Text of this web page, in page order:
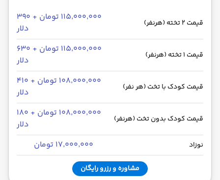
قیمت 2 تخته (هرنفر)
۱۱۵٬۰۰۰٬۰۰۰ تومان + ۳۹۰
دلار
قیمت 1 تخته (هرنفر)
۱۱۵٬۰۰۰٬۰۰۰ تومان + ۶۳۰
دلار
قیمت کودک با تخت (هر نفر)
۱۰۸٬۰۰۰٬۰۰۰ تومان + ۴۱۰
دلار
قیمت کودک بدون تخت (هرنفر)
۱۰۸٬۰۰۰٬۰۰۰ تومان + ۱۸۰
دلار
نوزاد ۱۷٬۰۰۰٬۰۰۰ تومان
مشاوره و رزرو رایگان